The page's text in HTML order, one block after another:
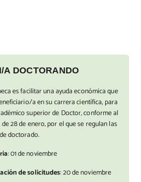
A DOCTORANDO
es facilitar una ayuda económica que
a en su carrera científica, para
superior de Doctor, conforme al
28 de enero, por el que se regulan las
doctorado.
: 01 de noviembre
de solicitudes: 20 de noviembre